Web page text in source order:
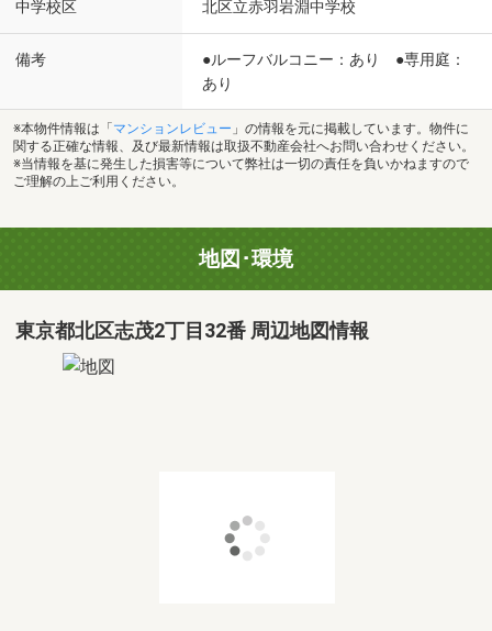
中学校区 北区立赤羽岩淵中学校
備考
●ルーフバルコニー：あり ●専用庭：
あり
※本物件情報は「 マンションレビュー 」の情報を元に掲載しています。物件に
関する正確な情報、及び最新情報は取扱不動産会社へお問い合わせください。
※当情報を基に発生した損害等について弊社は一切の責任を負いかねますので
ご理解の上ご利用ください。
地図･環境
東京都北区志茂2丁目32番 周辺地図情報